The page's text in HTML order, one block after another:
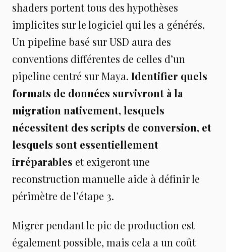
shaders portent tous des hypothèses
implicites sur le logiciel qui les a générés.
Un pipeline basé sur USD aura des
conventions différentes de celles d’un
pipeline centré sur Maya. Identifier quels
formats de données survivront à la
migration nativement, lesquels
nécessitent des scripts de conversion, et
lesquels sont essentiellement
irréparables et exigeront une
reconstruction manuelle aide à définir le
périmètre de l’étape 3.
Migrer pendant le pic de production est
également possible, mais cela a un coût